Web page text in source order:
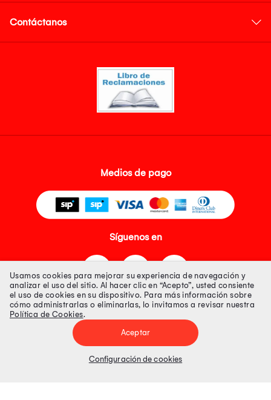
Contáctanos
Medios de pago
Síguenos en
Tienda 100% Segura
Tiendas Peruanas S.A. R.U.C. Nº 20493020618. Todos los derechos
Precios disponibles solo en www.oechsle.pe. Precios online publicados
Usamos cookies para mejorar su experiencia de navegación y
analizar el uso del sitio. Al hacer clic en “Acepto”, usted consiente
el uso de cookies en su dispositivo. Para más información sobre
cómo administrarlas o eliminarlas, lo invitamos a revisar nuestra
Política de Cookies.
Aceptar
Configuración de cookies